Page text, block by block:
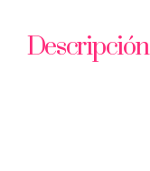
Descripción